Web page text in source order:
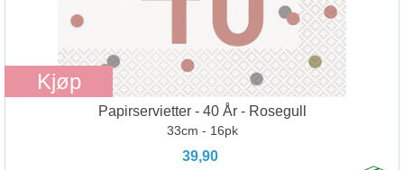
Kjøp
Papirservietter - 40 År - Rosegull
33cm - 16pk
39,90